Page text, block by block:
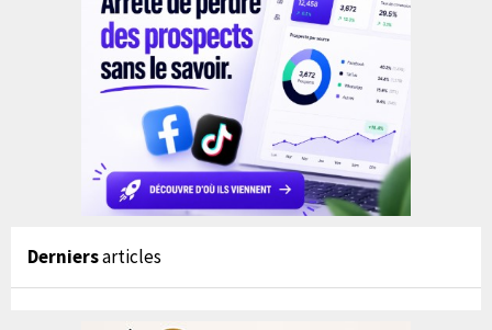
Derniersarticles